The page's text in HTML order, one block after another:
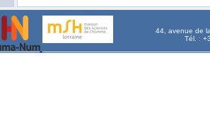
44, avenue de
Tél. :